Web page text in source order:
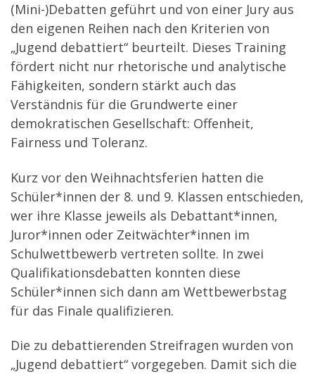
(Mini-)Debatten geführt und von einer Jury aus
den eigenen Reihen nach den Kriterien von
„Jugend debattiert“ beurteilt. Dieses Training
fördert nicht nur rhetorische und analytische
Fähigkeiten, sondern stärkt auch das
Verständnis für die Grundwerte einer
demokratischen Gesellschaft: Offenheit,
Fairness und Toleranz.
Kurz vor den Weihnachtsferien hatten die
Schüler*innen der 8. und 9. Klassen entschieden,
wer ihre Klasse jeweils als Debattant*innen,
Juror*innen oder Zeitwächter*innen im
Schulwettbewerb vertreten sollte. In zwei
Qualifikationsdebatten konnten diese
Schüler*innen sich dann am Wettbewerbstag
für das Finale qualifizieren.
Die zu debattierenden Streifragen wurden von
„Jugend debattiert“ vorgegeben. Damit sich die